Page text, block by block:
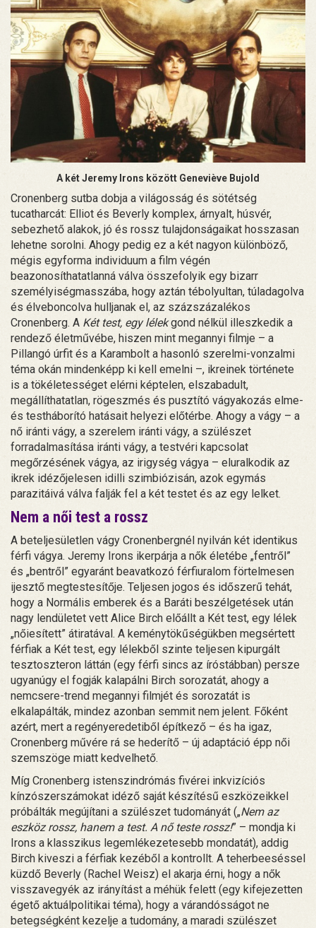
A két Jeremy Irons között Geneviève Bujold
Cronenberg sutba dobja a világosság és sötétség
tucatharcát: Elliot és Beverly komplex, árnyalt, húsvér,
sebezhető alakok, jó és rossz tulajdonságaikat hosszasan
lehetne sorolni. Ahogy pedig ez a két nagyon különböző,
mégis egyforma individuum a film végén
beazonosíthatatlanná válva összefolyik egy bizarr
személyiségmasszába, hogy aztán tébolyultan, túladagolva
és élveboncolva hulljanak el, az százszázalékos
Cronenberg. A Két test, egy lélekgond nélkül illeszkedik a
rendező életművébe, hiszen mint megannyi filmje – a
Pillangó úrfit és a Karambolt a hasonló szerelmi-vonzalmi
téma okán mindenképp ki kell emelni –, ikreinek története
is a tökéletességet elérni képtelen, elszabadult,
megállíthatatlan, rögeszmés és pusztító vágyakozás elme-
és testháborító hatásait helyezi előtérbe. Ahogy a vágy – a
nő iránti vágy, a szerelem iránti vágy, a szülészet
forradalmasítása iránti vágy, a testvéri kapcsolat
megőrzésének vágya, az irigység vágya – eluralkodik az
ikrek idézőjelesen idilli szimbiózisán, azok egymás
parazitáivá válva falják fel a két testet és az egy lelket.
Nem a női test a rossz
A beteljesületlen vágy Cronenbergnél nyilván két identikus
férfi vágya. Jeremy Irons ikerpárja a nők életébe „fentről”
és „bentről” egyaránt beavatkozó férfiuralom förtelmesen
ijesztő megtestesítője. Teljesen jogos és időszerű tehát,
hogy a Normális emberek és a Baráti beszélgetések után
nagy lendületet vett Alice Birch előállt a Két test, egy lélek
„nőiesített” átiratával. A keménytökűségükben megsértett
férfiak a Két test, egy lélekből szinte teljesen kipurgált
tesztoszteron láttán (egy férfi sincs az íróstábban) persze
ugyanúgy el fogják kalapálni Birch sorozatát, ahogy a
nemcsere-trend megannyi filmjét és sorozatát is
elkalapálták, mindez azonban semmit nem jelent. Főként
azért, mert a regényeredetiből építkező – és ha igaz,
Cronenberg művére rá se hederítő – új adaptáció épp női
szemszöge miatt kedvelhető.
Míg Cronenberg istenszindrómás fivérei inkvizíciós
kínzószerszámokat idéző saját készítésű eszközeikkel
próbálták megújítani a szülészet tudományát („Nem az
eszköz rossz, hanem a test. A nő teste rossz!” – mondja ki
Irons a klasszikus legemlékezetesebb mondatát), addig
Birch kiveszi a férfiak kezéből a kontrollt. A teherbeeséssel
küzdő Beverly (Rachel Weisz) el akarja érni, hogy a nők
visszavegyék az irányítást a méhük felett (egy kifejezetten
égető aktuálpolitikai téma), hogy a várandósságot ne
betegségként kezelje a tudomány, a maradi szülészet